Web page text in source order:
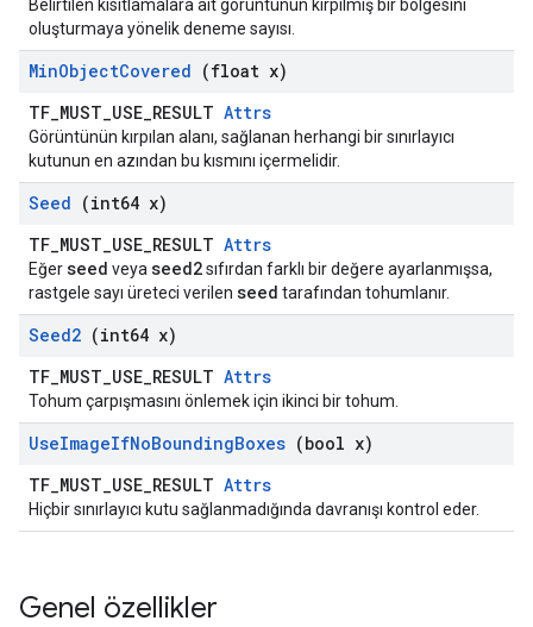
Belirtilen kısıtlamalara ait görüntünün kırpılmış bir bölgesini
oluşturmaya yönelik deneme sayısı.
MinObjectCovered (float x)
TF_MUST_USE_RESULT Attrs
Görüntünün kırpılan alanı, sağlanan herhangi bir sınırlayıcı
kutunun en azından bu kısmını içermelidir.
Seed (int64 x)
TF_MUST_USE_RESULT Attrs
Eğerseed veya seed2sıfırdan farklı bir değere ayarlanmışsa,
rastgele sayı üreteci verilen seed tarafından tohumlanır.
Seed2 (int64 x)
TF_MUST_USE_RESULT Attrs
Tohum çarpışmasını önlemek için ikinci bir tohum.
UseImageIfNoBoundingBoxes (bool x)
TF_MUST_USE_RESULT Attrs
Hiçbir sınırlayıcı kutu sağlanmadığında davranışı kontrol eder.
Genel özellikler